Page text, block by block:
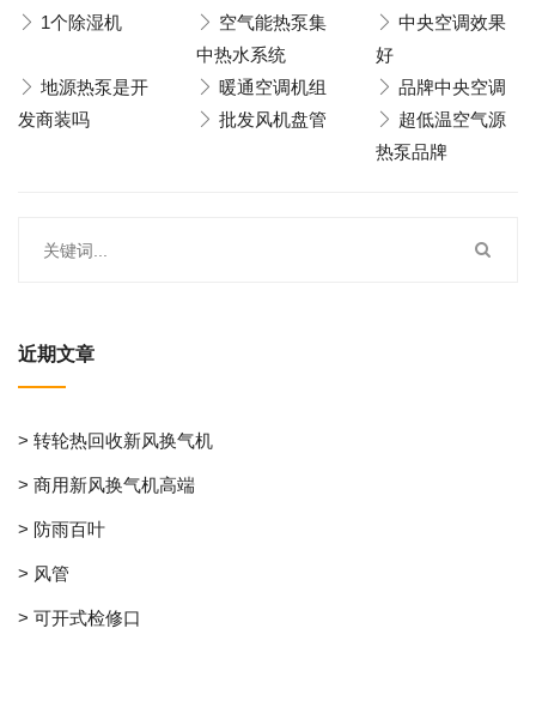
1个除湿机
空气能热泵集
中热水系统
中央空调效果
好
地源热泵是开
发商装吗
暖通空调机组
品牌中央空调
批发风机盘管
超低温空气源
热泵品牌
近期文章
> 转轮热回收新风换气机
> 商用新风换气机高端
> 防雨百叶
> 风管
> 可开式检修口